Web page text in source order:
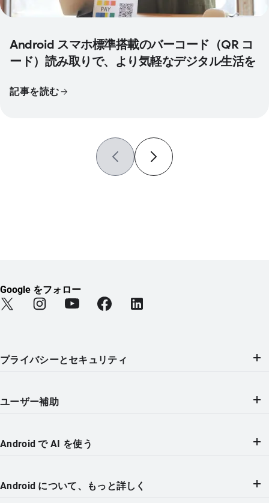
Android スマホ標準搭載のバーコード（QR コ
ード）読み取りで、より気軽なデジタル生活を
記事を読む
Google をフォロー
Find Android on Twitter (新しいタブで開きます)
Find Android on Instagram (新しいタブで開きます)
Find Android on YouTube (新しいタブで開きま
Find Android on Facebook (新しいタブ
Find Android on LinkedIn (新し
プライバシーとセキュリティ
ユーザー補助
Android で AI を使う
Android について、もっと詳しく